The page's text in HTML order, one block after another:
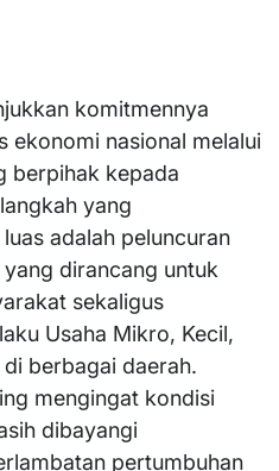
komitmennya
ekonomi nasional melalui
berpihak kepada
yang
adalah peluncuran
dirancang untuk
sekaligus
Usaha Mikro, Kecil,
berbagai daerah.
mengingat kondisi
dibayangi
pertumbuhan